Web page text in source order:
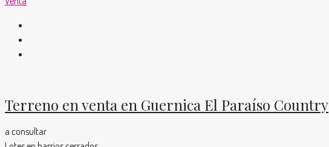
Terreno en venta en Guernica El Paraíso Country
a consultar